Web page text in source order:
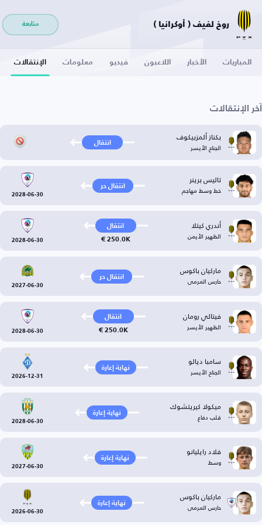
روخ لفيف ( أوكرانيا ) متابعة
المباريات الأخبار اللاعبون فيديو معلومات الإنتقالات
آخر الإنتقالات
بكناز ألمزبيكوف
الجناح الأيسر انتقال
تاليس برينر
خط وسط مهاجم انتقال حر
2028-06-30
أندري كيتلا
الظهير الأيمن
انتقال
250.0K €
2028-06-30
ماركيان باكوس
حارس المرمى انتقال حر
2027-06-30
فيتالي رومان
الظهير الأيسر
انتقال
250.0K €
2028-06-30
سامبا ديالو
الجناح الأيسر نهاية إعارة
2026-12-31
ميكولا كيريتشوك
قلب دفاع نهاية إعارة
2028-06-30
فلاد رايليانو
وسط نهاية إعارة
2027-06-30
ماركيان باكوس
حارس المرمى نهاية إعارة
2026-06-30